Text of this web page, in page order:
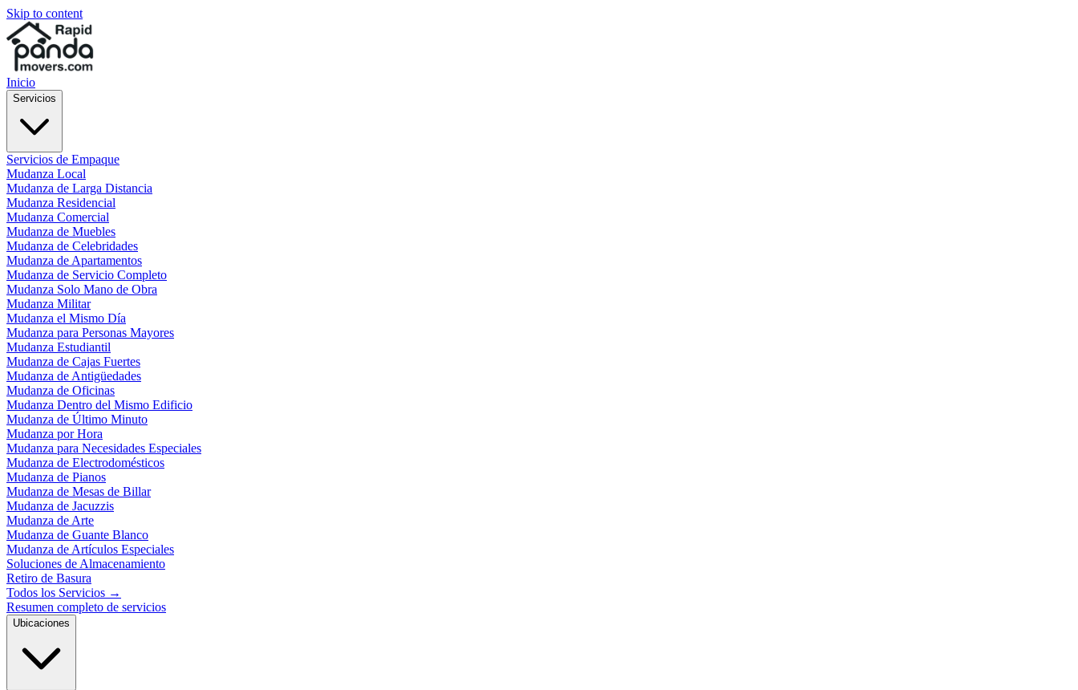
Skip to content
Inicio
Servicios
Servicios de Empaque
Mudanza Local
Mudanza de Larga Distancia
Mudanza Residencial
Mudanza Comercial
Mudanza de Muebles
Mudanza de Celebridades
Mudanza de Apartamentos
Mudanza de Servicio Completo
Mudanza Solo Mano de Obra
Mudanza Militar
Mudanza el Mismo Día
Mudanza para Personas Mayores
Mudanza Estudiantil
Mudanza de Cajas Fuertes
Mudanza de Antigüedades
Mudanza de Oficinas
Mudanza Dentro del Mismo Edificio
Mudanza de Último Minuto
Mudanza por Hora
Mudanza para Necesidades Especiales
Mudanza de Electrodomésticos
Mudanza de Pianos
Mudanza de Mesas de Billar
Mudanza de Jacuzzis
Mudanza de Arte
Mudanza de Guante Blanco
Mudanza de Artículos Especiales
Soluciones de Almacenamiento
Retiro de Basura
Todos los Servicios →
Resumen completo de servicios
Ubicaciones